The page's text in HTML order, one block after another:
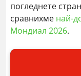
погледнете
сравнихме най-
Мондиал 2026.